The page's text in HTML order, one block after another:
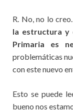
R. No, no lo
la estructura y
Primaria es
problemáticas
con este nuevo
Esto se puede
bueno nos